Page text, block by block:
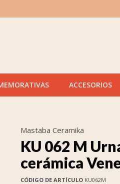
ACCESORIOS
Mastaba Ceramika
KU 062 M
cerámica
CÓDIGO DE ARTÍCULOKU062M